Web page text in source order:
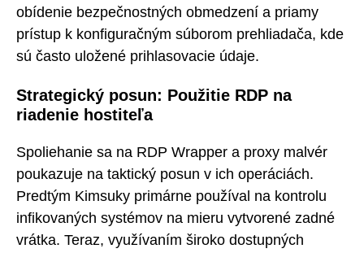
obídenie bezpečnostných obmedzení a priamy
prístup k konfiguračným súborom prehliadača, kde
sú často uložené prihlasovacie údaje.
Strategický posun: Použitie RDP na
riadenie hostiteľa
Spoliehanie sa na RDP Wrapper a proxy malvér
poukazuje na taktický posun v ich operáciách.
Predtým Kimsuky primárne používal na kontrolu
infikovaných systémov na mieru vytvorené zadné
vrátka. Teraz, využívaním široko dostupných